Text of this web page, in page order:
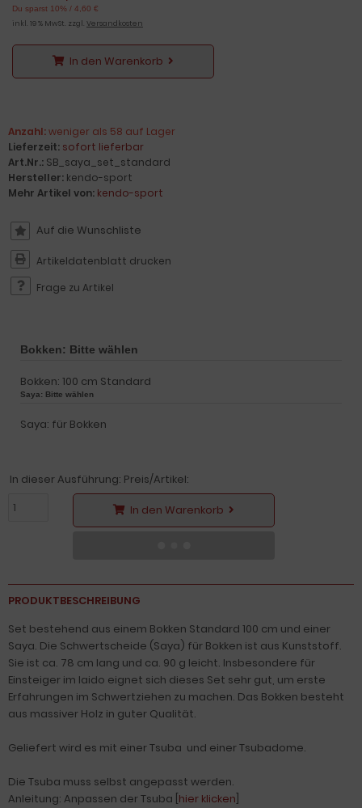
Du sparst 10% / 4,60 €
inkl. 19 % MwSt. zzgl. Versandkosten
In den Warenkorb
Anzahl:weniger als 58 auf Lager
Lieferzeit: sofort lieferbar
Art.Nr.: SB_saya_set_standard
Hersteller: kendo-sport
Mehr Artikel von: kendo-sport
Artikeldatenblatt drucken
Frage zu Artikel
Bokken: Bitte wählen
Bokken: 100 cm Standard
Saya: Bitte wählen
Saya: für Bokken
In dieser Ausführung: Preis/Artikel:
In den Warenkorb
PRODUKTBESCHREIBUNG
Set bestehend aus einem Bokken Standard 100 cm und einer
Saya. Die Schwertscheide (Saya) für Bokken ist aus Kunststoff.
Sie ist ca. 78 cm lang und ca. 90 g leicht. Insbesondere für
Einsteiger im Iaido eignet sich dieses Set sehr gut, um erste
Erfahrungen im Schwertziehen zu machen. Das Bokken besteht
aus massiver Holz in guter Qualität.
Geliefert wird es mit einer Tsuba und einer Tsubadome.
Die Tsuba muss selbst angepasst werden.
Anleitung: Anpassen der Tsuba [ hier klicken